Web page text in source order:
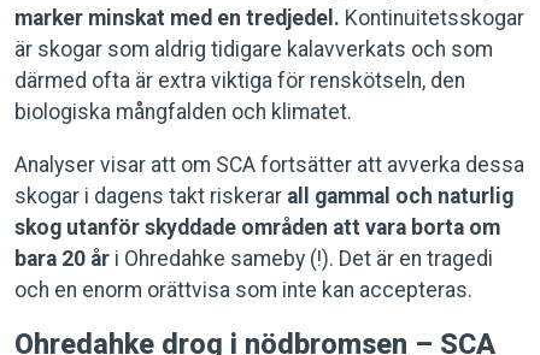
marker minskat med en tredjedel. Kontinuitetsskogar
är skogar som aldrig tidigare kalavverkats och som
därmed ofta är extra viktiga för renskötseln, den
biologiska mångfalden och klimatet.
Analyser visar att om SCA fortsätter att avverka dessa
skogar i dagens takt riskerar all gammal och naturlig
skog utanför skyddade områden att vara borta om
bara 20 år i Ohredahke sameby (!). Det är en tragedi
och en enorm orättvisa som inte kan accepteras.
Ohredahke drog i nödbromsen – SCA